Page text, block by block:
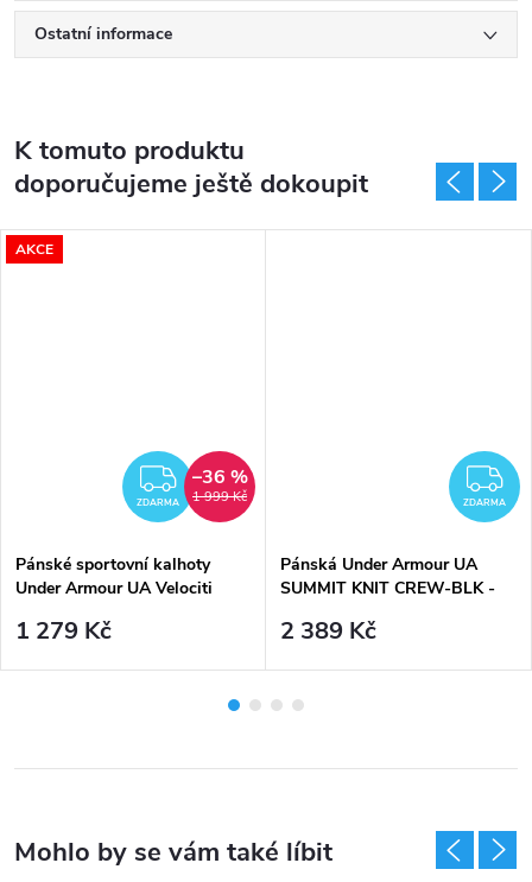
Ostatní informace
K tomuto produktu
doporučujeme ještě dokoupit
AKCE
ZDARMA
ZDARMA 1 999 Kč
–36 %
Pánské sportovní kalhoty
Under Armour UA Velociti
1 279 Kč
ZDARMA
Pánská Under Armour UA
SUMMIT KNIT CREW-BLK -
2 389 Kč